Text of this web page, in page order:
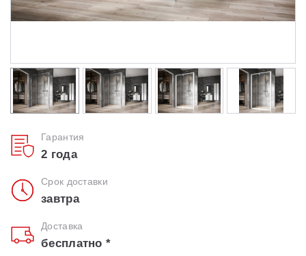
Гидромассаж для ванны
Умывальники
Гарантия
2 года
Срок доставки
завтра
Доставка
бесплатно *